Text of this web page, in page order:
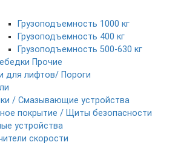
Грузоподъемность 1000 кг
Грузоподъемность 400 кг
Грузоподъемность 500-630 кг
Прочие
для лифтов/ Пороги
/ Смазывающие устройства
покрытие / Щиты безопасности
устройства
скорости